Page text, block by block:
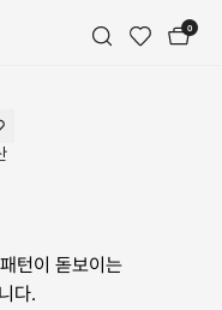
0
턴이 돋보이는
다.